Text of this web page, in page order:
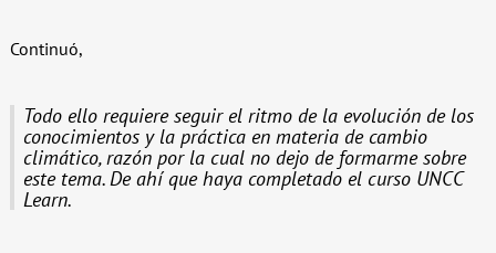
Continuó,
Todo ello requiere seguir el ritmo de la evolución de los
conocimientos y la práctica en materia de cambio
climático, razón por la cual no dejo de formarme sobre
este tema. De ahí que haya completado el curso UNCC
Learn.